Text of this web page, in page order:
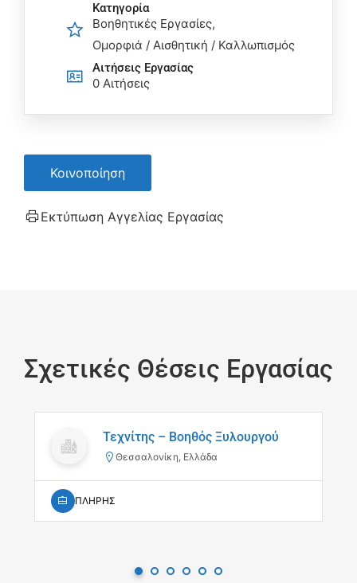
Κατηγορία
Βοηθητικές Εργασίες
Ομορφιά / Αισθητική / Καλλωπισμός
Αιτήσεις Eργασίας
0 Αιτήσεις
Κοινοποίηση
Εκτύπωση Αγγελίας Εργασίας
Σχετικές Θέσεις Εργασίας
Τεχνίτης – Βοηθός Ξυλουργού
Θεσσαλονίκη, Ελλάδα
ΠΛΗΡΗΣ